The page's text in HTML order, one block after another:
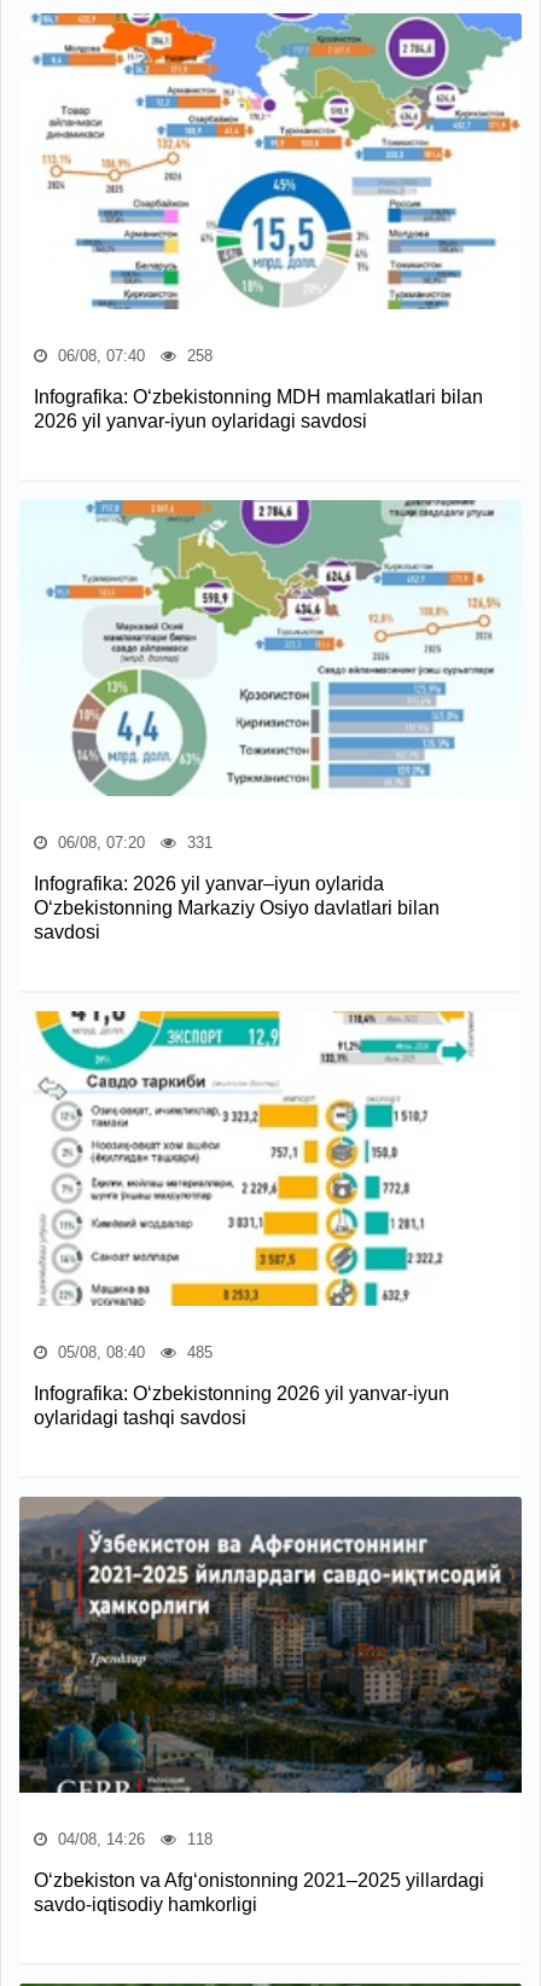
06/08, 07:40 258
Infografika: O‘zbekistonning MDH mamlakatlari bilan
2026 yil yanvar-iyun oylaridagi savdosi
06/08, 07:20 331
Infografika: 2026 yil yanvar–iyun oylarida
O‘zbekistonning Markaziy Osiyo davlatlari bilan
savdosi
05/08, 08:40 485
Infografika: O‘zbekistonning 2026 yil yanvar-iyun
oylaridagi tashqi savdosi
04/08, 14:26 118
O‘zbekiston va Afg‘onistonning 2021–2025 yillardagi
savdo-iqtisodiy hamkorligi